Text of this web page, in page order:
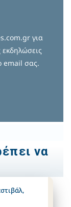
για
email σας.
να
,